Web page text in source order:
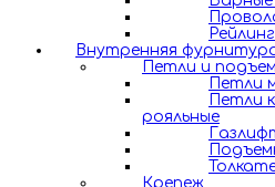
Внутренняя
Петли и
Петли
Петли
рояльные
Крепеж